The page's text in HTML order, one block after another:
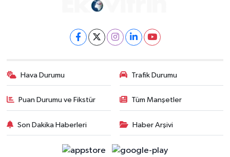
Hava Durumu Trafik Durumu
Puan Durumu ve Fikstür Tüm Manşetler
Son Dakika Haberleri Haber Arşivi